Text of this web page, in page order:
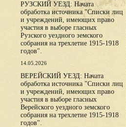
РУЗСКИЙ УЕЗД: Начата
обработка источника "Списки лиц
и учреждений, имеющих право
участия в выборе гласных
Рузского уездного земского
собрания на трехлетие 1915-1918
годов".
14.05.2026
ВЕРЕЙСКИЙ УЕЗД: Начата
обработка источника "Списки лиц
и учреждений, имеющих право
участия в выборе гласных
Верейского уездного земского
собрания на трехлетие 1915-1918
годов".